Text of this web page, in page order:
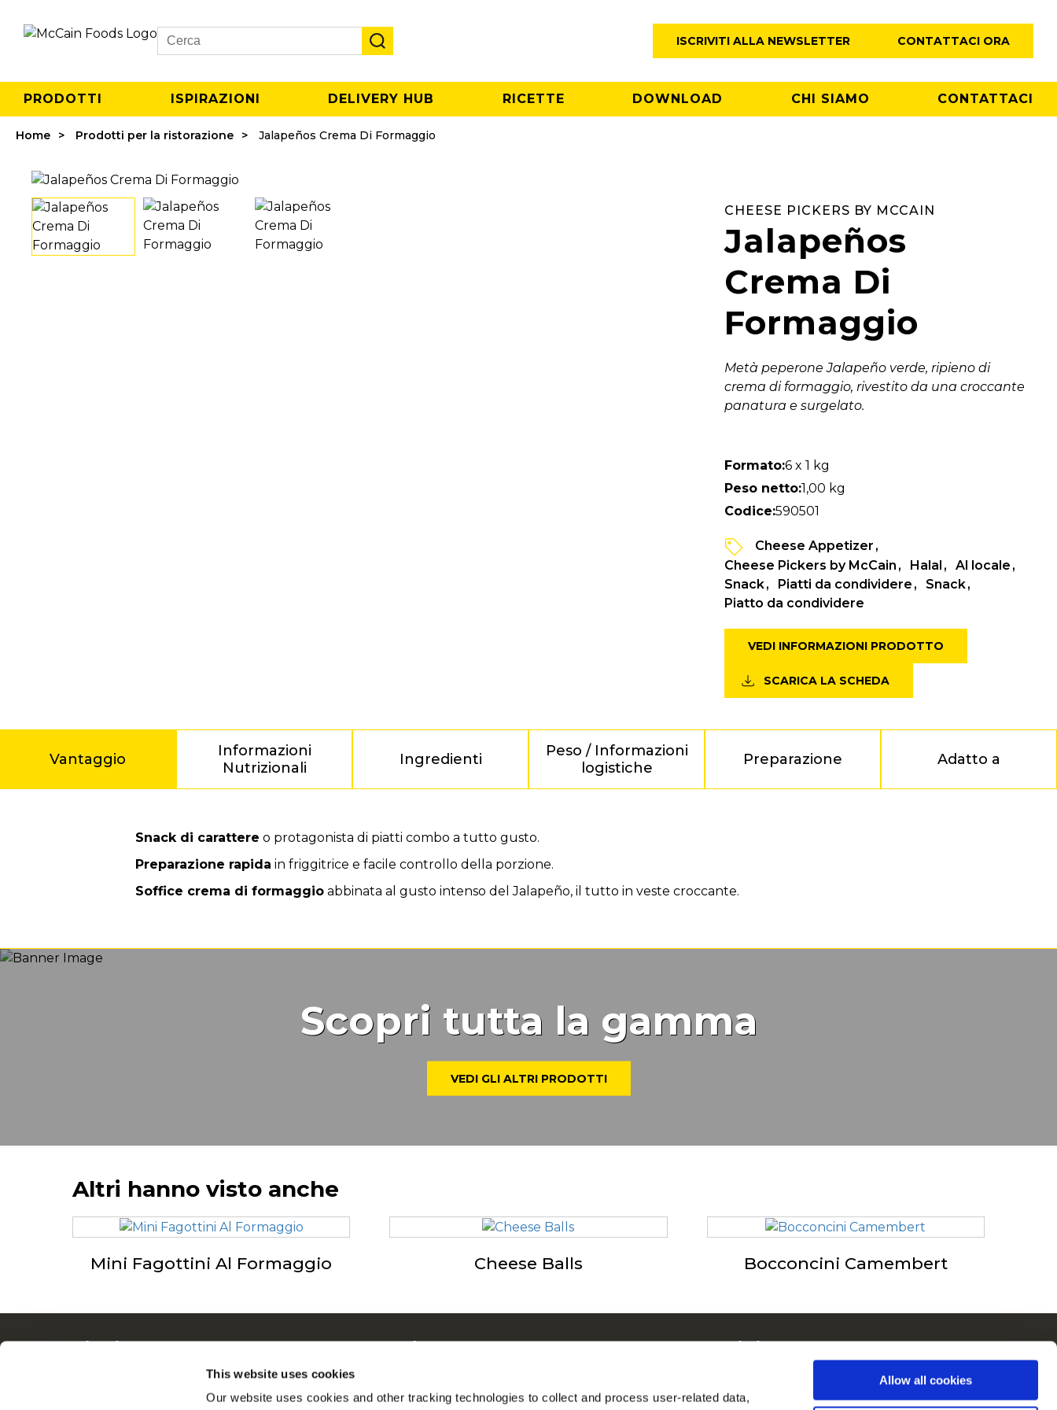
This website uses cookies
Our website uses cookies and other tracking technologies to collect and process user-related data,
Allow all cookies
Search
ISCRIVITI ALLA NEWSLETTER CONTATTACI ORA
PRODOTTI ISPIRAZIONI DELIVERY HUB RICETTE DOWNLOAD CHI SIAMO CONTATTACI
Home Prodotti per la ristorazione Jalapeños Crema Di Formaggio
CHEESE PICKERS BY MCCAIN
Jalapeños
Crema Di
Formaggio
Metà peperone Jalapeño verde, ripieno di
crema di formaggio, rivestito da una croccante
panatura e surgelato.
Formato:6 x 1 kg
Peso netto:1,00 kg
Codice:590501
Cheese Appetizer
Cheese Pickers by McCain
Halal
Al locale
Snack
Piatti da condividere
Snack
Piatto da condividere
VEDI INFORMAZIONI PRODOTTO
SCARICA LA SCHEDA
Vantaggio
Informazioni
Nutrizionali
Ingredienti
Peso / Informazioni
logistiche
Preparazione Adatto a
VantaggioSnack di carattere o protagonista di piatti combo a tutto gusto.
Preparazione rapida in friggitrice e facile controllo della porzione.
Soffice crema di formaggio abbinata al gusto intenso del Jalapeño, il tutto in veste croccante.
Scopri tutta la gamma
VEDI GLI ALTRI PRODOTTI
Altri hanno visto anche
Mini Fagottini Al Formaggio Cheese Balls Bocconcini Camembert
Navigation Tutto su McCain
Dalle Nostre Radici il Nostro Impegno
Lavora con noi
McCain in Europa